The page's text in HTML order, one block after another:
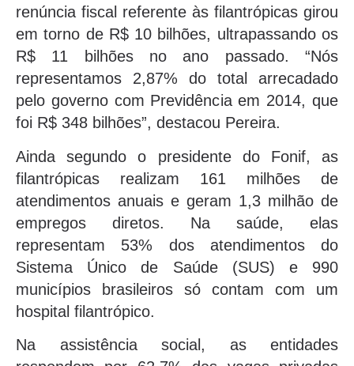
renúncia fiscal referente às filantrópicas girou
em torno de R$ 10 bilhões, ultrapassando os
R$ 11 bilhões no ano passado. “Nós
representamos 2,87% do total arrecadado
pelo governo com Previdência em 2014, que
foi R$ 348 bilhões”, destacou Pereira.
Ainda segundo o presidente do Fonif, as
filantrópicas realizam 161 milhões de
atendimentos anuais e geram 1,3 milhão de
empregos diretos. Na saúde, elas
representam 53% dos atendimentos do
Sistema Único de Saúde (SUS) e 990
municípios brasileiros só contam com um
hospital filantrópico.
Na assistência social, as entidades